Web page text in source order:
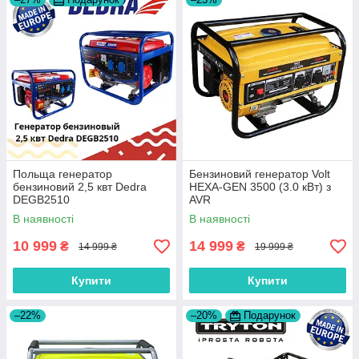
Польща генератор
бензиновий 2,5 квт Dedra
DEGB2510
В наявності
10 999 ₴ 14 999 ₴
Купити
Бензиновий генератор Volt
HEXA-GEN 3500 (3.0 кВт) з
AVR
В наявності
14 999 ₴ 19 999 ₴
Купити
–22% –20% Подарунок